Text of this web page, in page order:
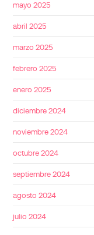
mayo 2025
abril 2025
marzo 2025
febrero 2025
enero 2025
diciembre 2024
noviembre 2024
octubre 2024
septiembre 2024
agosto 2024
julio 2024